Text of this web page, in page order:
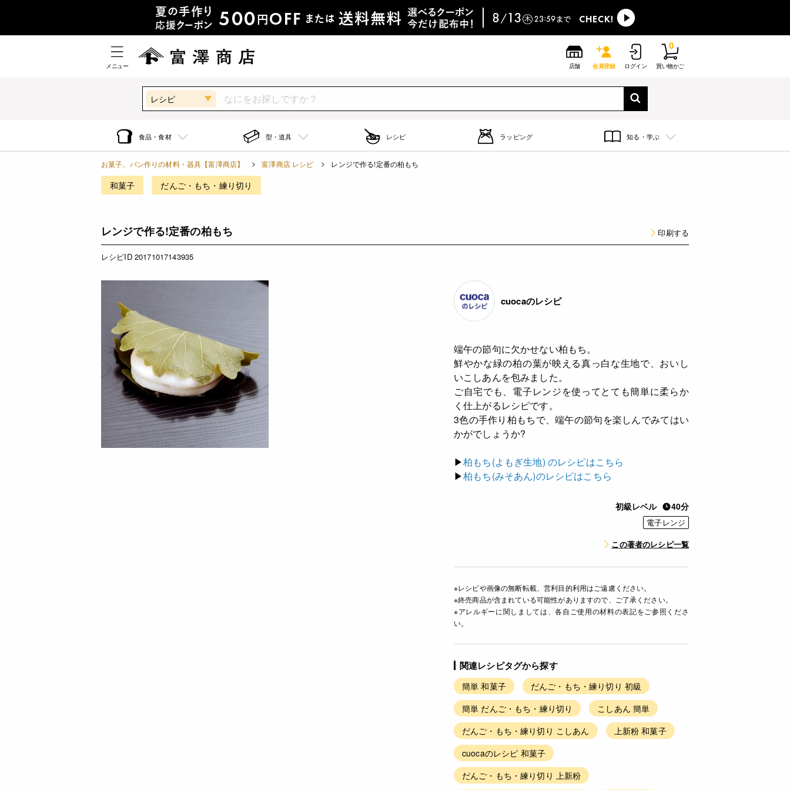
メニュー 店舗 会員登録 ログイン 買い物かご
0
レシピ
食品・食材 型・道具 レシピ ラッピング 知る・学ぶ
お菓子、パン作りの材料・器具【富澤商店】 富澤商店 レシピ レンジで作る!定番の柏もち
和菓子 だんご・もち・練り切り
レンジで作る!定番の柏もち 印刷する
レシピID 20171017143935
cuocaのレシピ
端午の節句に欠かせない柏もち。
鮮やかな緑の柏の葉が映える真っ白な生地で、おいし
いこしあんを包みました。
ご自宅でも、電子レンジを使ってとても簡単に柔らか
く仕上がるレシピです。
3色の手作り柏もちで、端午の節句を楽しんでみてはい
かがでしょうか?
▶柏もち(よもぎ生地) のレシピはこちら
▶柏もち(みそあん)のレシピはこちら
初級レベル 40分
電子レンジ
この著者のレシピ一覧
※レシピや画像の無断転載、営利目的利用はご遠慮ください。
※終売商品が含まれている可能性がありますので、ご了承ください。
※アレルギーに関しましては、各自ご使用の材料の表記をご参照くださ
い。
関連レシピタグから探す
簡単 和菓子
だんご・もち・練り切り 初級
簡単 だんご・もち・練り切り
こしあん 簡単
だんご・もち・練り切り こしあん
上新粉 和菓子
cuocaのレシピ 和菓子
だんご・もち・練り切り 上新粉